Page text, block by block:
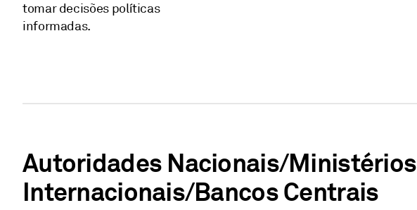
tomar decisões políticas
informadas.
Autoridades Nacionais/Ministérios
Internacionais/Bancos Centrais